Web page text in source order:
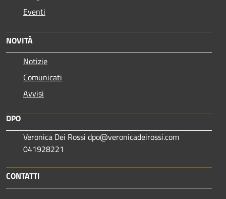
Eventi
NOVITÀ
Notizie
Comunicati
Avvisi
DPO
Veronica Dei Rossi dpo@veronicadeirossi.com
041928221
CONTATTI